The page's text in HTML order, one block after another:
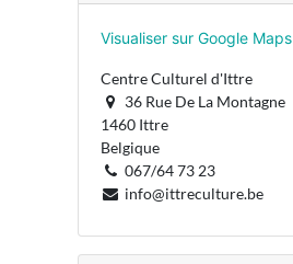
Visualiser sur Google Maps
Centre Culturel d'Ittre
36 Rue De La Montagne
1460 Ittre
Belgique
067/64 73 23
info@ittreculture.be